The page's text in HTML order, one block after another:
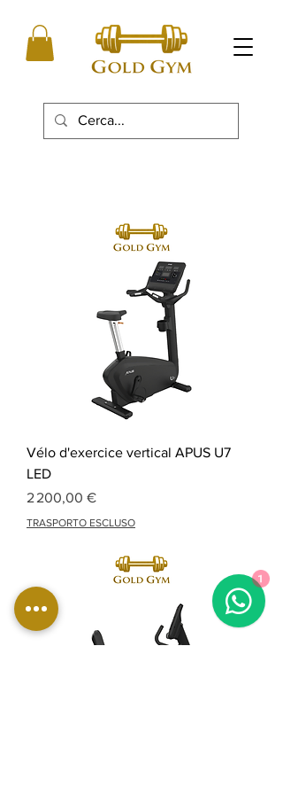
Vélo d'exercice vertical APUS U7
LED
Prix
2 200,00 €
TRASPORTO ESCLUSO
1